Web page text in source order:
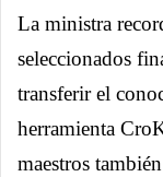
La ministra
seleccionados
transferir el
herramienta
maestros